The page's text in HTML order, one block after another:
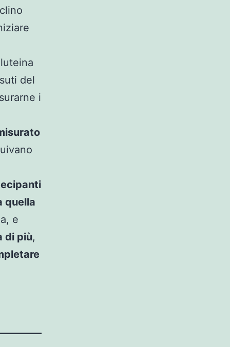
del
i
quella
e
di più,